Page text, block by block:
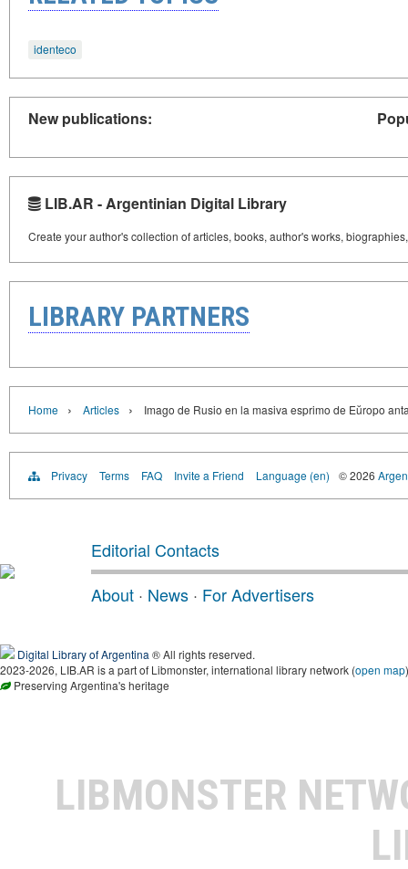
identeco
New publications:
LIB.AR - Argentinian Digital Library
Create your author's collection of articles, books, author's works,
LIBRARY PARTNERS
Home › Articles › Imago de Rusio en la masiva esprimo de Eŭropo
Privacy Terms FAQ Invite a Friend Language (en) © 2026
Editorial Contacts
About · News · For Advertisers
Digital Library of Argentina ® All rights reserved.
2023-2026, LIB.AR is a part of Libmonster, international library network (open map)
Preserving Argentina's heritage
LIBMONSTER